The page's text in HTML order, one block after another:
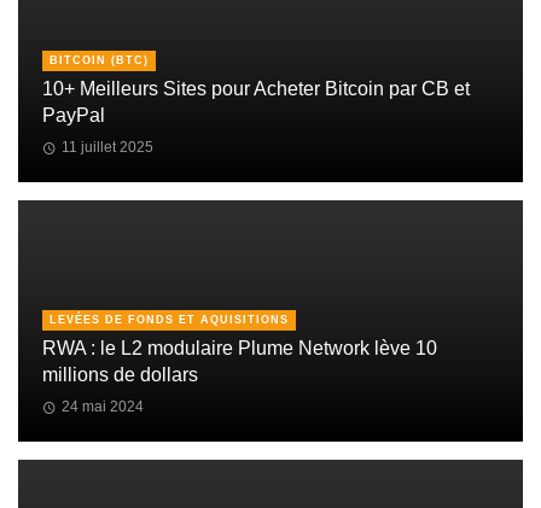
BITCOIN (BTC)
10+ Meilleurs Sites pour Acheter Bitcoin par CB et
PayPal
11 juillet 2025
LEVÉES DE FONDS ET AQUISITIONS
RWA : le L2 modulaire Plume Network lève 10
millions de dollars
24 mai 2024